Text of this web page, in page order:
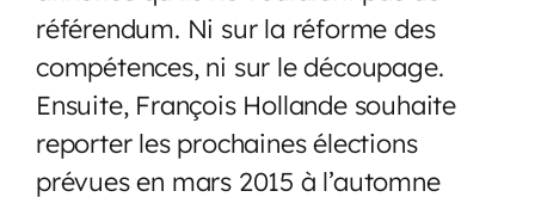
référendum. Ni sur la réforme des
compétences, ni sur le découpage.
Ensuite, François Hollande souhaite
reporter les prochaines élections
prévues en mars 2015 à l’automne